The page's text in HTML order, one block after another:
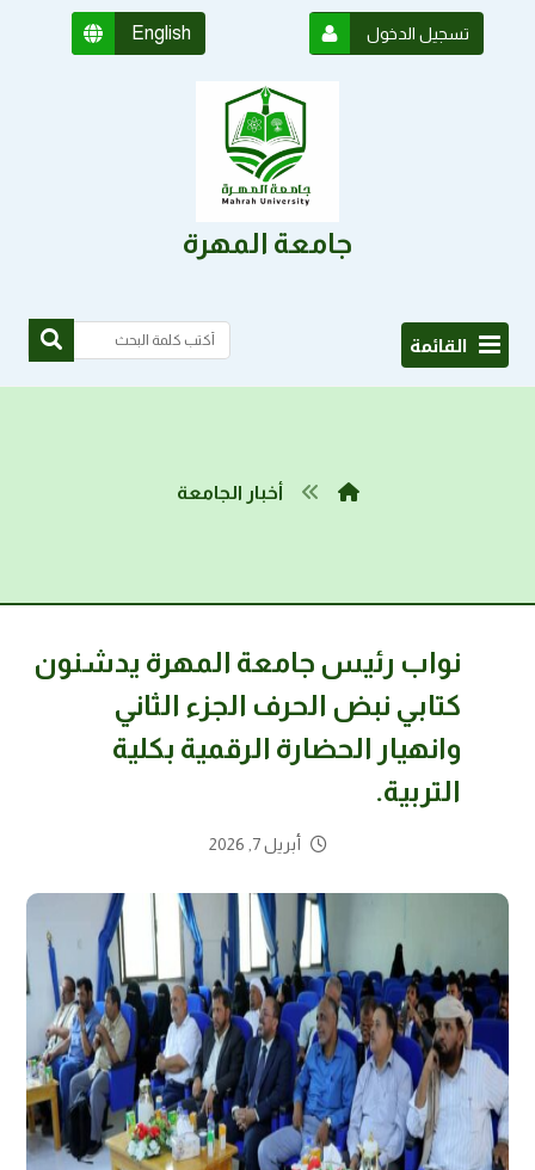
English تسجيل الدخول
جامعة المهرة
القائمة
أخبار الجامعة
نواب رئيس جامعة المهرة يدشنون
كتابي نبض الحرف الجزء الثاني
وانهيار الحضارة الرقمية بكلية
التربية.
أبريل 7, 2026